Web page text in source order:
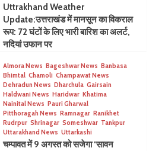
Uttrakhand Weather
Update:उत्तराखंड में मानसून का विकराल
रूप: 72 घंटों के लिए भारी बारिश का अलर्ट,
नदियां उफान पर
Almora News Bageshwar News Banbasa
Bhimtal Chamoli Champawat News
Dehradun News Dharchula Gairsain
Haldwani News Haridwar Khatima
Nainital News Pauri Gharwal
Pitthoragah News Ramnagar Ranikhet
Rudrpur Shrinagar Someshwar Tankpur
Uttarakhand News Uttarkashi
चम्पावत में 9 अगस्त को सजेगा ‘सावन